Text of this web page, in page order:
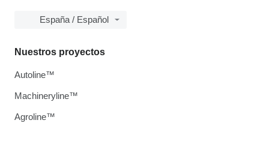
España / Español
Nuestros proyectos
Autoline™
Machineryline™
Agroline™